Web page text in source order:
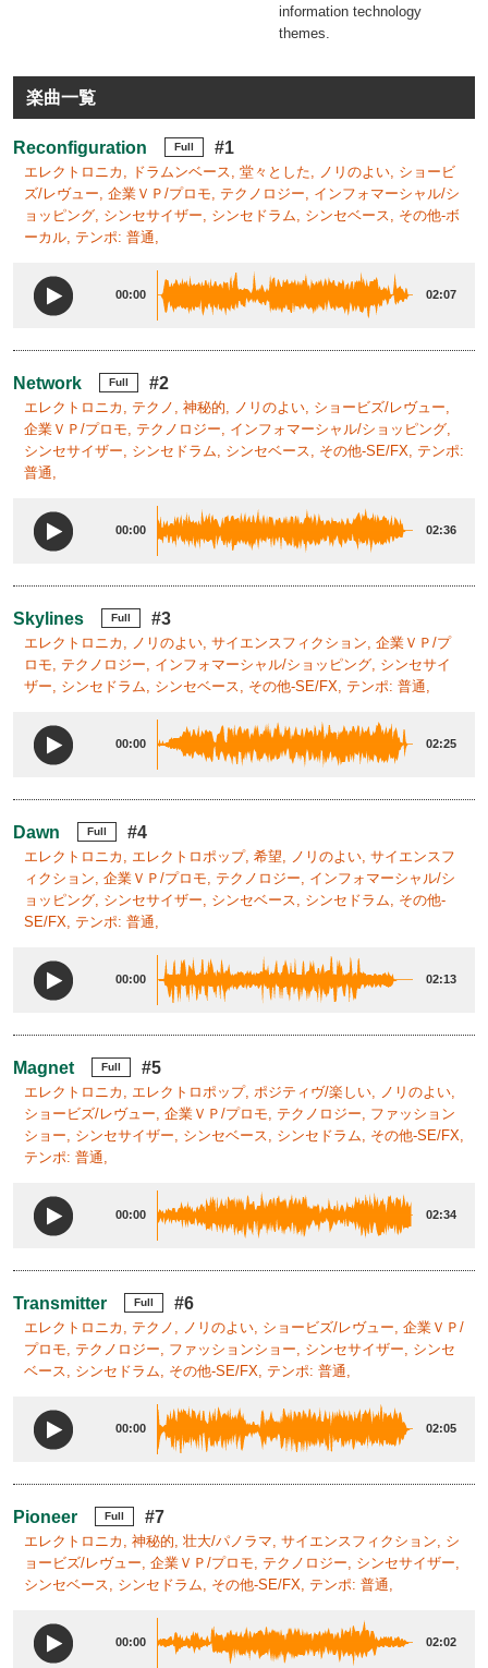
information technology
themes.
楽曲一覧
Reconfiguration Full #1
エレクトロニカ, ドラムンベース, 堂々とした, ノリのよい, ショービ
ズ/レヴュー, 企業ＶＰ/プロモ, テクノロジー, インフォマーシャル/シ
ョッピング, シンセサイザー, シンセドラム, シンセベース, その他-ボ
ーカル, テンポ: 普通,
00:00 02:07
Network Full #2
エレクトロニカ, テクノ, 神秘的, ノリのよい, ショービズ/レヴュー,
企業ＶＰ/プロモ, テクノロジー, インフォマーシャル/ショッピング,
シンセサイザー, シンセドラム, シンセベース, その他-SE/FX, テンポ:
普通,
00:00 02:36
Skylines Full #3
エレクトロニカ, ノリのよい, サイエンスフィクション, 企業ＶＰ/プ
ロモ, テクノロジー, インフォマーシャル/ショッピング, シンセサイ
ザー, シンセドラム, シンセベース, その他-SE/FX, テンポ: 普通,
00:00 02:25
Dawn Full #4
エレクトロニカ, エレクトロポップ, 希望, ノリのよい, サイエンスフ
ィクション, 企業ＶＰ/プロモ, テクノロジー, インフォマーシャル/シ
ョッピング, シンセサイザー, シンセベース, シンセドラム, その他-
SE/FX, テンポ: 普通,
00:00 02:13
Magnet Full #5
エレクトロニカ, エレクトロポップ, ポジティヴ/楽しい, ノリのよい,
ショービズ/レヴュー, 企業ＶＰ/プロモ, テクノロジー, ファッション
ショー, シンセサイザー, シンセベース, シンセドラム, その他-SE/FX,
テンポ: 普通,
00:00 02:34
Transmitter Full #6
エレクトロニカ, テクノ, ノリのよい, ショービズ/レヴュー, 企業ＶＰ/
プロモ, テクノロジー, ファッションショー, シンセサイザー, シンセ
ベース, シンセドラム, その他-SE/FX, テンポ: 普通,
00:00 02:05
Pioneer Full #7
エレクトロニカ, 神秘的, 壮大/パノラマ, サイエンスフィクション, シ
ョービズ/レヴュー, 企業ＶＰ/プロモ, テクノロジー, シンセサイザー,
シンセベース, シンセドラム, その他-SE/FX, テンポ: 普通,
00:00 02:02